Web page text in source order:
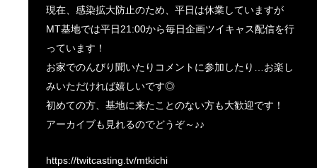
現在、感染拡大防止のため、平日は休業していますが
MT基地では平日21:00から毎日企画ツイキャス配信を行
っています！
お家でのんびり聞いたりコメントに参加したり…お楽し
みいただければ嬉しいです◎
初めての方、基地に来たことのない方も大歓迎です！
アーカイブも見れるのでどうぞ～♪♪
https://twitcasting.tv/mtkichi